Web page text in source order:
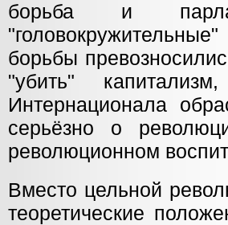
борьба и
борьбы
"убить"
Интернационала
серьёзно о
революционном
Вместо цельной
теоретические